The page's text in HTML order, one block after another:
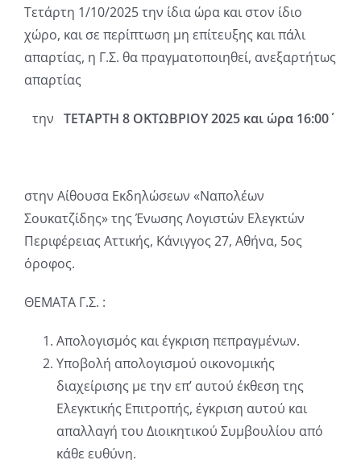
Τετάρτη 1/10/2025 την ίδια ώρα και στον ίδιο
χώρο, και σε περίπτωση μη επίτευξης και πάλι
απαρτίας, η Γ.Σ. θα πραγματοποιηθεί, ανεξαρτήτως
απαρτίας
την ΤΕΤΑΡΤΗ 8 ΟΚΤΩΒΡΙΟΥ 2025 και ώρα 16:00΄
στην Αίθουσα Εκδηλώσεων «Ναπολέων
Σουκατζίδης» της Ένωσης Λογιστών Ελεγκτών
Περιφέρειας Αττικής, Κάνιγγος 27, Αθήνα, 5ος
όροφος.
ΘΕΜΑΤΑ Γ.Σ. :
Απολογισμός και έγκριση πεπραγμένων.
Υποβολή απολογισμού οικονομικής
διαχείρισης με την επ’ αυτού έκθεση της
Ελεγκτικής Επιτροπής, έγκριση αυτού και
απαλλαγή του Διοικητικού Συμβουλίου από
κάθε ευθύνη.